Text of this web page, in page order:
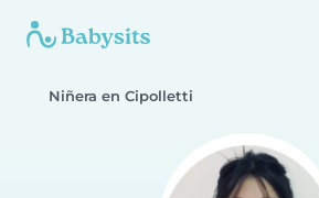
Niñera en Cipolletti